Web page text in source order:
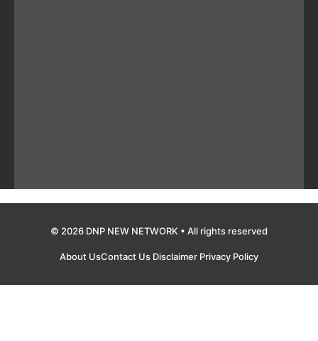
© 2026 DNP NEW NETWORK • All rights reserved
About UsContact Us Disclaimer Privacy Policy